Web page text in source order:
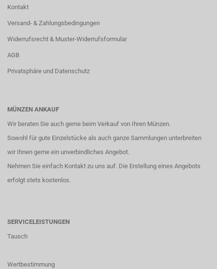
Kontakt
Versand- & Zahlungsbedingungen
Widerrufsrecht & Muster-Widerrufsformular
AGB
Privatsphäre und Datenschutz
MÜNZEN ANKAUF
Wir beraten Sie auch gerne beim Verkauf von Ihren Münzen.
Sowohl für gute Einzelstücke als auch ganze Sammlungen unterbreiten
wir Ihnen gerne ein unverbindliches Angebot.
Nehmen Sie einfach Kontakt zu uns auf. Die Erstellung eines Angebots
erfolgt stets kostenlos.
SERVICELEISTUNGEN
Tausch
Wertbestimmung